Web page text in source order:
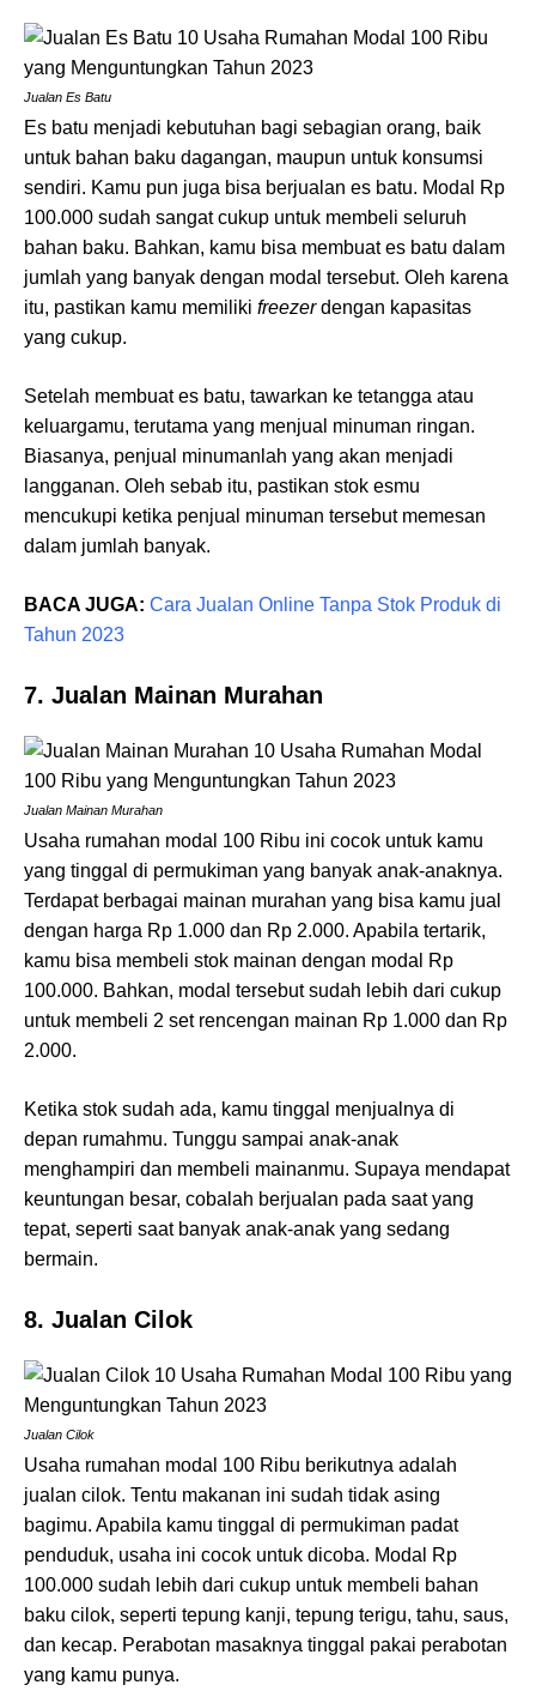
Jualan Es Batu
Es batu menjadi kebutuhan bagi sebagian orang, baik
untuk bahan baku dagangan, maupun untuk konsumsi
sendiri. Kamu pun juga bisa berjualan es batu. Modal Rp
100.000 sudah sangat cukup untuk membeli seluruh
bahan baku. Bahkan, kamu bisa membuat es batu dalam
jumlah yang banyak dengan modal tersebut. Oleh karena
itu, pastikan kamu memiliki freezerdengan kapasitas
yang cukup.
Setelah membuat es batu, tawarkan ke tetangga atau
keluargamu, terutama yang menjual minuman ringan.
Biasanya, penjual minumanlah yang akan menjadi
langganan. Oleh sebab itu, pastikan stok esmu
mencukupi ketika penjual minuman tersebut memesan
dalam jumlah banyak.
BACA JUGA: Cara Jualan Online Tanpa Stok Produk di
Tahun 2023
7. Jualan Mainan Murahan
Jualan Mainan Murahan
Usaha rumahan modal 100 Ribu ini cocok untuk kamu
yang tinggal di permukiman yang banyak anak-anaknya.
Terdapat berbagai mainan murahan yang bisa kamu jual
dengan harga Rp 1.000 dan Rp 2.000. Apabila tertarik,
kamu bisa membeli stok mainan dengan modal Rp
100.000. Bahkan, modal tersebut sudah lebih dari cukup
untuk membeli 2 set rencengan mainan Rp 1.000 dan Rp
2.000.
Ketika stok sudah ada, kamu tinggal menjualnya di
depan rumahmu. Tunggu sampai anak-anak
menghampiri dan membeli mainanmu. Supaya mendapat
keuntungan besar, cobalah berjualan pada saat yang
tepat, seperti saat banyak anak-anak yang sedang
bermain.
8. Jualan Cilok
Jualan Cilok
Usaha rumahan modal 100 Ribu berikutnya adalah
jualan cilok. Tentu makanan ini sudah tidak asing
bagimu. Apabila kamu tinggal di permukiman padat
penduduk, usaha ini cocok untuk dicoba. Modal Rp
100.000 sudah lebih dari cukup untuk membeli bahan
baku cilok, seperti tepung kanji, tepung terigu, tahu, saus,
dan kecap. Perabotan masaknya tinggal pakai perabotan
yang kamu punya.